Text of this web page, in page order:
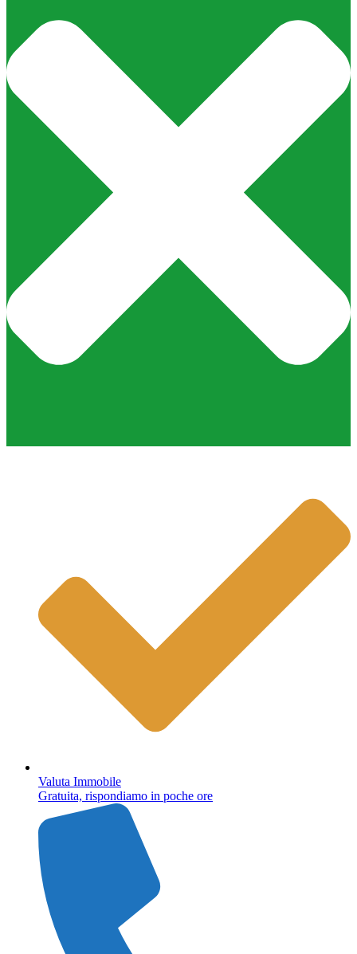
Valuta Immobile
Gratuita, rispondiamo in poche ore